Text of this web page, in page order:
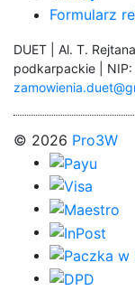
Formularz
DUET | Al. T.
podkarpackie |
© 2026 Pro3W